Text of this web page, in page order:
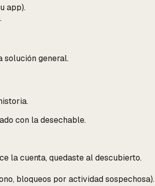
app).
solución general.
con la desechable.
la cuenta, quedaste al descubierto.
bloqueos por actividad sospechosa).